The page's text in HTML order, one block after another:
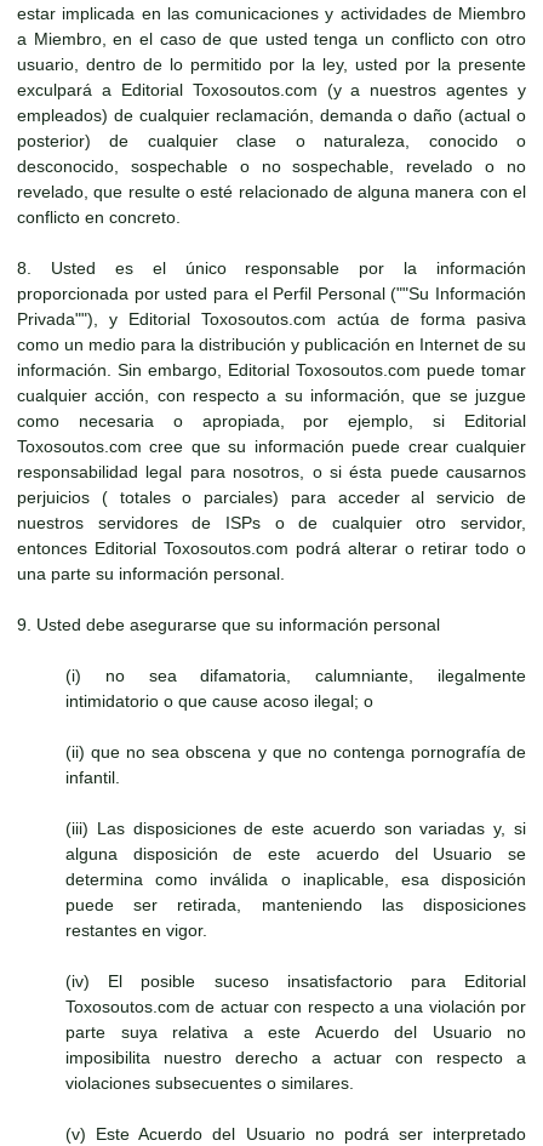
estar implicada en las comunicaciones y actividades de Miembro
a Miembro, en el caso de que usted tenga un conflicto con otro
usuario, dentro de lo permitido por la ley, usted por la presente
exculpará a Editorial Toxosoutos.com (y a nuestros agentes y
empleados) de cualquier reclamación, demanda o daño (actual o
posterior) de cualquier clase o naturaleza, conocido o
desconocido, sospechable o no sospechable, revelado o no
revelado, que resulte o esté relacionado de alguna manera con el
conflicto en concreto.
8. Usted es el único responsable por la información
proporcionada por usted para el Perfil Personal (""Su Información
Privada""), y Editorial Toxosoutos.com actúa de forma pasiva
como un medio para la distribución y publicación en Internet de su
información. Sin embargo, Editorial Toxosoutos.com puede tomar
cualquier acción, con respecto a su información, que se juzgue
como necesaria o apropiada, por ejemplo, si Editorial
Toxosoutos.com cree que su información puede crear cualquier
responsabilidad legal para nosotros, o si ésta puede causarnos
perjuicios ( totales o parciales) para acceder al servicio de
nuestros servidores de ISPs o de cualquier otro servidor,
entonces Editorial Toxosoutos.com podrá alterar o retirar todo o
una parte su información personal.
9. Usted debe asegurarse que su información personal
(i) no sea difamatoria, calumniante, ilegalmente
intimidatorio o que cause acoso ilegal; o
(ii) que no sea obscena y que no contenga pornografía de
infantil.
(iii) Las disposiciones de este acuerdo son variadas y, si
alguna disposición de este acuerdo del Usuario se
determina como inválida o inaplicable, esa disposición
puede ser retirada, manteniendo las disposiciones
restantes en vigor.
(iv) El posible suceso insatisfactorio para Editorial
Toxosoutos.com de actuar con respecto a una violación por
parte suya relativa a este Acuerdo del Usuario no
imposibilita nuestro derecho a actuar con respecto a
violaciones subsecuentes o similares.
(v) Este Acuerdo del Usuario no podrá ser interpretado